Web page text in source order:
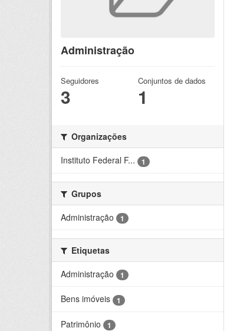
Administração
Seguidores
3
Conjuntos de dados
1
Organizações
Instituto Federal F...
1
Grupos
Administração
1
Etiquetas
Administração
1
Bens imóveis 1
Patrimônio 1